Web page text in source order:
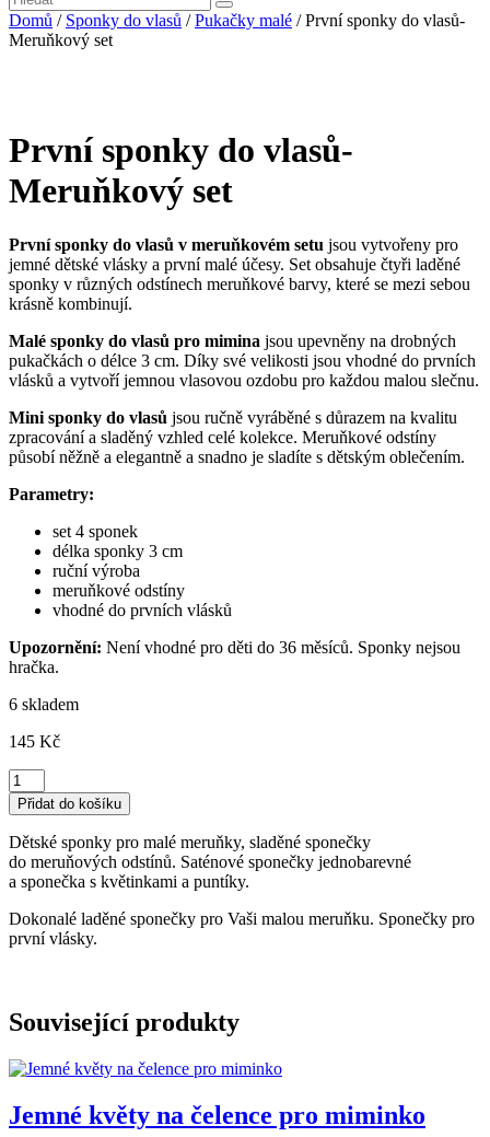
Domů / Sponky do vlasů /Pukačky malé / První sponky do vlasů-
Meruňkový set
První sponky do vlasů-
Meruňkový set
První sponky do vlasů v meruňkovém setu jsou vytvořeny pro
jemné dětské vlásky a první malé účesy. Set obsahuje čtyři laděné
sponky v různých odstínech meruňkové barvy, které se mezi sebou
krásně kombinují.
Malé sponky do vlasů pro mimina jsou upevněny na drobných
pukačkách o délce 3 cm. Díky své velikosti jsou vhodné do prvních
vlásků a vytvoří jemnou vlasovou ozdobu pro každou malou slečnu.
Mini sponky do vlasů jsou ručně vyráběné s důrazem na kvalitu
zpracování a sladěný vzhled celé kolekce. Meruňkové odstíny
působí něžně a elegantně a snadno je sladíte s dětským oblečením.
Parametry:
set 4 sponek
délka sponky 3 cm
ruční výroba
meruňkové odstíny
vhodné do prvních vlásků
Upozornění: Není vhodné pro děti do 36 měsíců. Sponky nejsou
hračka.
6 skladem
145 Kč
První
sponky
do
vlasů-
Meruňkový
set
množství
Přidat do košíku
Dětské sponky pro malé meruňky, sladěné sponečky
do meruňových odstínů. Saténové sponečky jednobarevné
a sponečka s květinkami a puntíky.
Dokonalé laděné sponečky pro Vaši malou meruňku. Sponečky pro
první vlásky.
Související produkty
Jemné květy na čelence pro miminko